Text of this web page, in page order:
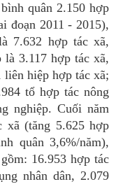
quân 2.150 hợp
đoạn 2011 - 2015),
7.632 hợp tác xã,
3.117 hợp tác xã,
hiệp hợp tác xã;
tổ hợp tác nông
nghiệp. Cuối năm
xã (tăng 5.625 hợp
quân 3,6%/năm),
16.953 hợp tác
nhân dân, 2.079